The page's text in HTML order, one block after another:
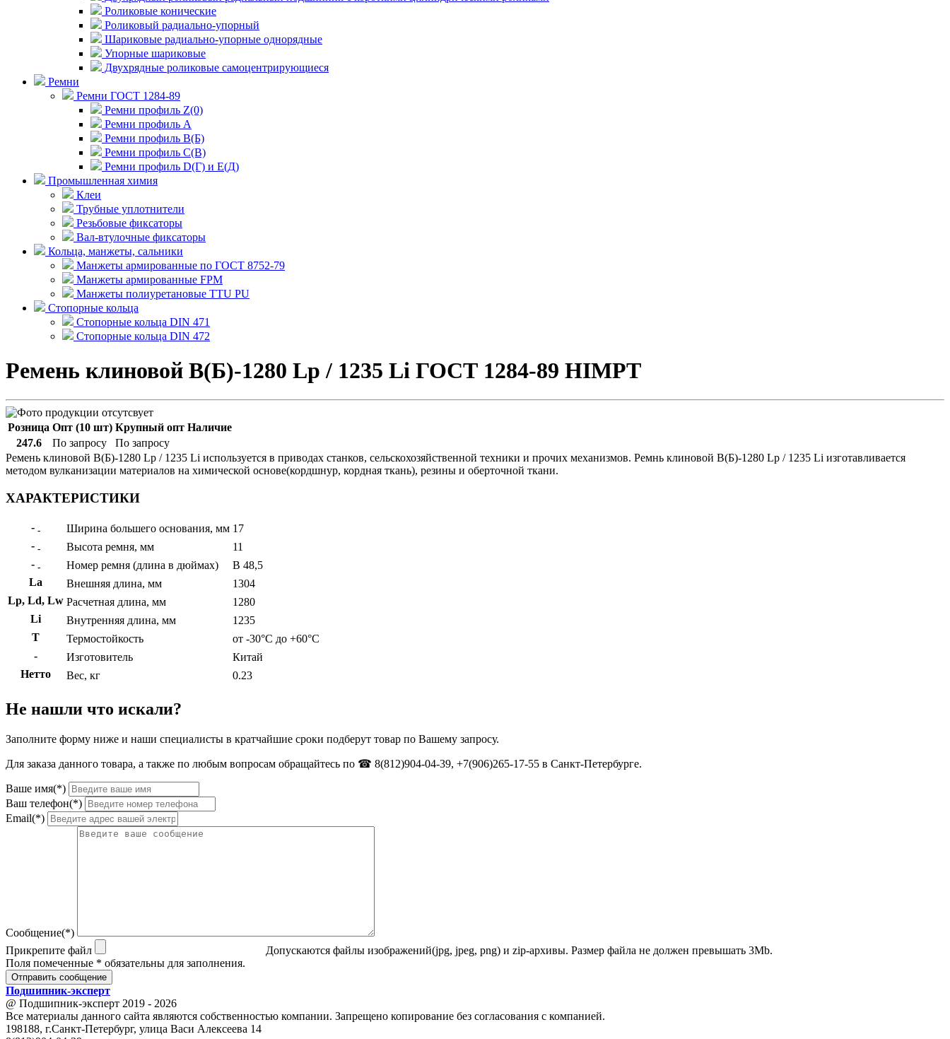
Роликовые конические
Роликовый радиально-упорный
Шариковые радиально-упорные однорядные
Упорные шариковые
Двухрядные роликовые самоцентрирующиеся
Ремни
Ремни ГОСТ 1284-89
Ремни профиль Z(0)
Ремни профиль А
Ремни профиль В(Б)
Ремни профиль С(В)
Ремни профиль D(Г) и E(Д)
Промышленная химия
Клеи
Трубные уплотнители
Резьбовые фиксаторы
Вал-втулочные фиксаторы
Кольца, манжеты, сальники
Манжеты армированные по ГОСТ 8752-79
Манжеты армированные FPM
Манжеты полиуретановые TTU PU
Стопорные кольца
Стопорные кольца DIN 471
Стопорные кольца DIN 472
Ремень клиновой В(Б)-1280 Lp / 1235 Li ГОСТ 1284-89 HIMPT
Розница Опт (10 шт) Крупный опт Наличие
247.6
По запросу
По запросу
Ремень клиновой В(Б)-1280 Lp / 1235 Li используется в приводах станков, сельскохозяйственной техники и прочих механизмов. Ремнь клиновой В(Б)-1280 Lp / 1235 Li изготавливается
методом вулканизации материалов на химической основе(кордшнур, кордная ткань), резины и оберточной ткани.
ХАРАКТЕРИСТИКИ
- - Ширина большего основания, мм 17
- - Высота ремня, мм
11
- - Номер ремня (длина в дюймах)
B 48,5
La
Внешняя длина, мм
1304
Lp, Ld, Lw Расчетная длина, мм
1280
Li
Внутренняя длина, мм
1235
Т
Термостойкость
от -30°C до +60°C
-
Изготовитель
Китай
Нетто
Вес, кг 0.23
Не нашли что искали?
Заполните форму ниже и наши специалисты в кратчайшие сроки подберут товар по Вашему запросу.
Для заказа данного товара, а также по любым вопросам обращайтесь по ☎ 8(812)904-04-39, +7(906)265-17-55 в Санкт-Петербурге.
Ваше имя(*)
Ваш телефон(*)
Email(*)
Сообщение(*)
Прикрепите файл
Допускаются файлы изображений(jpg, jpeg, png) и zip-архивы. Размер файла не должен превышать 3Mb.
Поля помеченные * обязательны для заполнения.
Отправить сообщение
Подшипник-эксперт
@ Подшипник-эксперт 2019 - 2026
Все материалы данного сайта являются собственностью компании. Запрещено копирование без согласования с компанией.
198188, г.Санкт-Петербург, улица Васи Алексеева 14